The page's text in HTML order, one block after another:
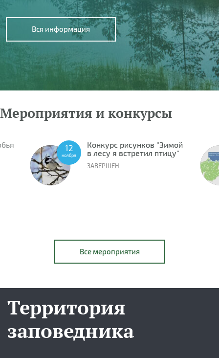
Вся информация
Мероприятия и конкурсы
12
ноября
Конкурс рисунков "Зимой
в лесу я встретил птицу"
ЗАВЕРШЕН
Все мероприятия
Территория
заповедника